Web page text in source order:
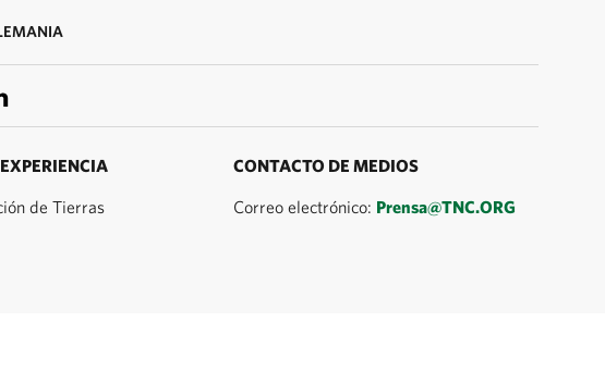
de Tierras
CONTACTO DE MEDIOS
Correo electrónico: Prensa@TNC.ORG